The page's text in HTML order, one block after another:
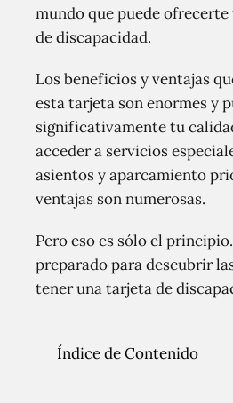
mundo que puede
de discapacidad.
Los beneficios y ventajas
esta tarjeta son enormes y
significativamente tu
acceder a servicios
asientos y aparcamiento
ventajas son numerosas.
Pero eso es sólo el
preparado para descubrir
tener una tarjeta de
Índice de Contenido